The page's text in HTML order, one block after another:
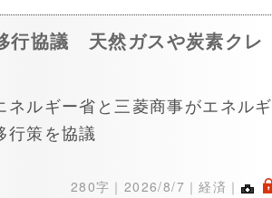
行協議 天然ガスや炭素クレ
ネルギー省と三菱商事がエネルギ
行策を協議
280字｜ 2026/8/7 ｜経済｜ .